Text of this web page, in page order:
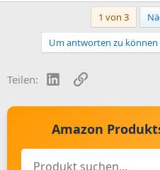
1 von 3
Um antworten zu
Teilen: LinkedInLink
Amazon